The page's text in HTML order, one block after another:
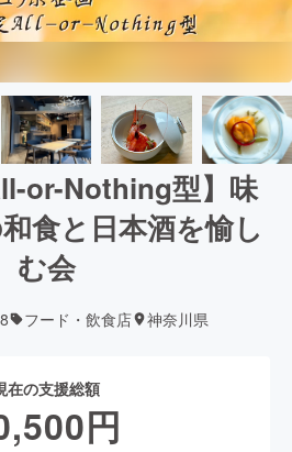
or-Nothing型】味
食と日本酒を愉し
む会
フード・飲食店 神奈川県
在の支援総額
円